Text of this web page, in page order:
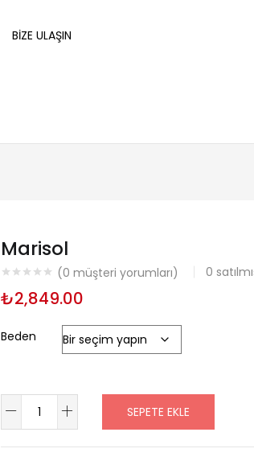
BIZE ULAŞIN
Marisol
(0 müşteri yorumları) 0
₺2,849.00
Beden
Marisol
adet
SEPETE EKLE